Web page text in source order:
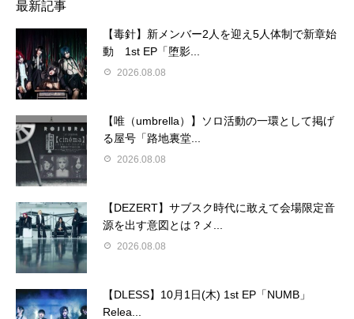
最新記事
【毒針】新メンバー2人を迎え5人体制で新章始
動 1st EP「堕影...
2026.08.08
【唯（umbrella）】ソロ活動の一環として掲げ
る屋号「路地裏堂...
2026.08.08
【DEZERT】サブスク時代に敢えて会場限定音
源を出す意図とは？メ...
2026.08.08
【DLESS】10月1日(木) 1st EP「NUMB」
Relea...